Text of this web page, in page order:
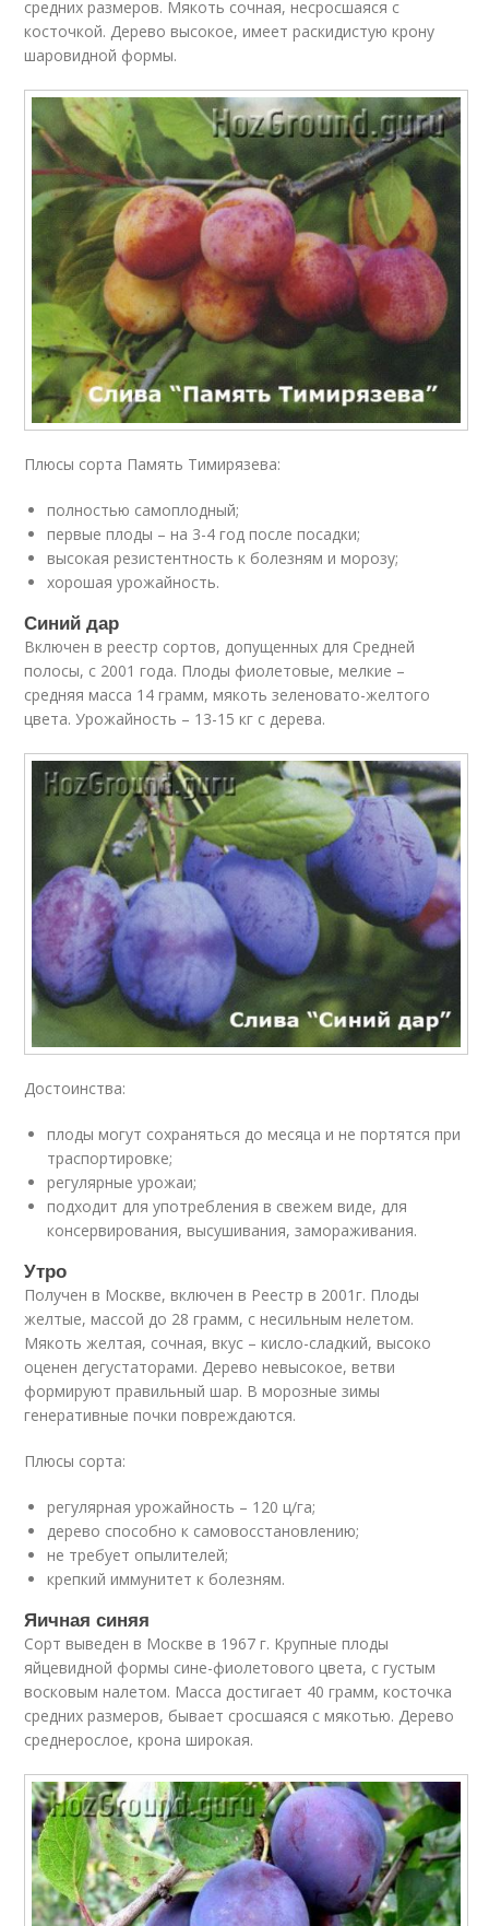
средних размеров. Мякоть сочная, несросшаяся с
косточкой. Дерево высокое, имеет раскидистую крону
шаровидной формы.
Плюсы сорта Память Тимирязева:
полностью самоплодный;
первые плоды – на 3-4 год после посадки;
высокая резистентность к болезням и морозу;
хорошая урожайность.
Синий дар
Включен в реестр сортов, допущенных для Средней
полосы, с 2001 года. Плоды фиолетовые, мелкие –
средняя масса 14 грамм, мякоть зеленовато-желтого
цвета. Урожайность – 13-15 кг с дерева.
Достоинства:
плоды могут сохраняться до месяца и не портятся при
траспортировке;
регулярные урожаи;
подходит для употребления в свежем виде, для
консервирования, высушивания, замораживания.
Утро
Получен в Москве, включен в Реестр в 2001г. Плоды
желтые, массой до 28 грамм, с несильным нелетом.
Мякоть желтая, сочная, вкус – кисло-сладкий, высоко
оценен дегустаторами. Дерево невысокое, ветви
формируют правильный шар. В морозные зимы
генеративные почки повреждаются.
Плюсы сорта:
регулярная урожайность – 120 ц/га;
дерево способно к самовосстановлению;
не требует опылителей;
крепкий иммунитет к болезням.
Яичная синяя
Сорт выведен в Москве в 1967 г. Крупные плоды
яйцевидной формы сине-фиолетового цвета, с густым
восковым налетом. Масса достигает 40 грамм, косточка
средних размеров, бывает сросшаяся с мякотью. Дерево
среднерослое, крона широкая.